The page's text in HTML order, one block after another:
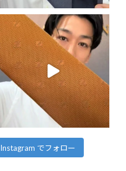
Instagram でフォロー